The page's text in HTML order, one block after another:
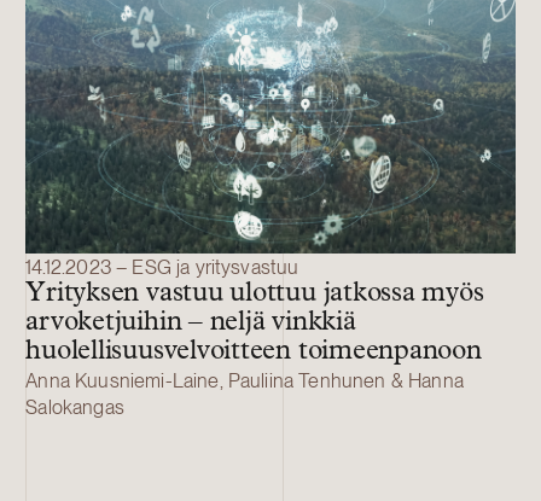
14.12.2023 – ESG ja yritysvastuu
Yrityksen vastuu ulottuu jatkossa myös
arvoketjuihin – neljä vinkkiä
huolellisuusvelvoitteen toimeenpanoon
Anna Kuusniemi-Laine, Pauliina Tenhunen & Hanna
Salokangas